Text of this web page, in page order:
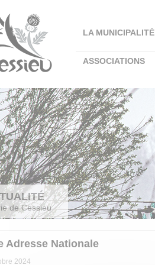
LA MUNICIPALITÉ
ASSOCIATIONS
de Cessieu
Adresse Nationale
2024